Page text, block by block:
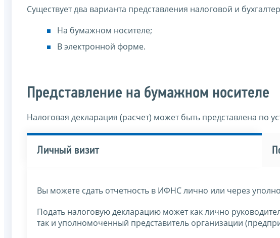
Существует два варианта представления налоговой и
На бумажном носителе;
В электронной форме.
Представление на бумажном носителе
Налоговая декларация (расчет) может быть представлена по
Личный визит
Вы можете сдать отчетность в ИФНС лично или через
Подать налоговую декларацию может как лично
так и уполномоченный представитель организации